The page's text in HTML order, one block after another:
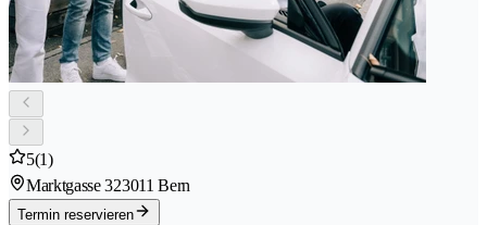
5(1)
Marktgasse 323011 Bern
Termin reservieren